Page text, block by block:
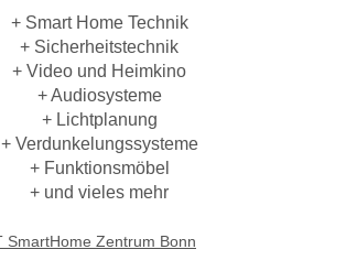
+ Smart Home Technik
+ Sicherheitstechnik
+ Video und Heimkino
+ Audiosysteme
+ Lichtplanung
+ Verdunkelungssysteme
+ Funktionsmöbel
+ und vieles mehr